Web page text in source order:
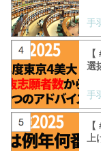
手
選
手